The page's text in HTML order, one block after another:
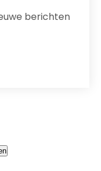
berichten